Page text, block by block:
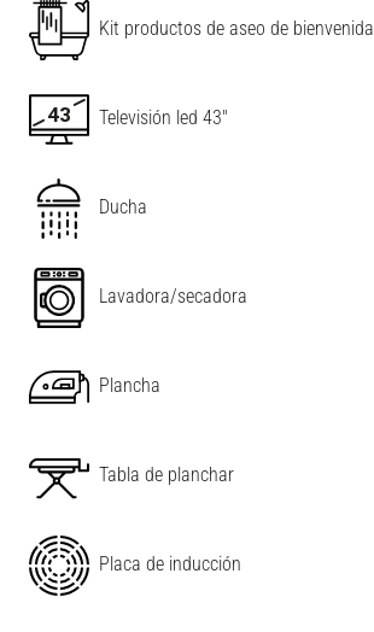
Kit productos de aseo de bienvenida
Televisión led 43"
Ducha
Lavadora/secadora
Plancha
Tabla de planchar
Placa de inducción